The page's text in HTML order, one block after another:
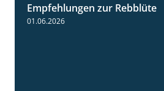
Empfehlungen zur Rebblüte
01.06.2026